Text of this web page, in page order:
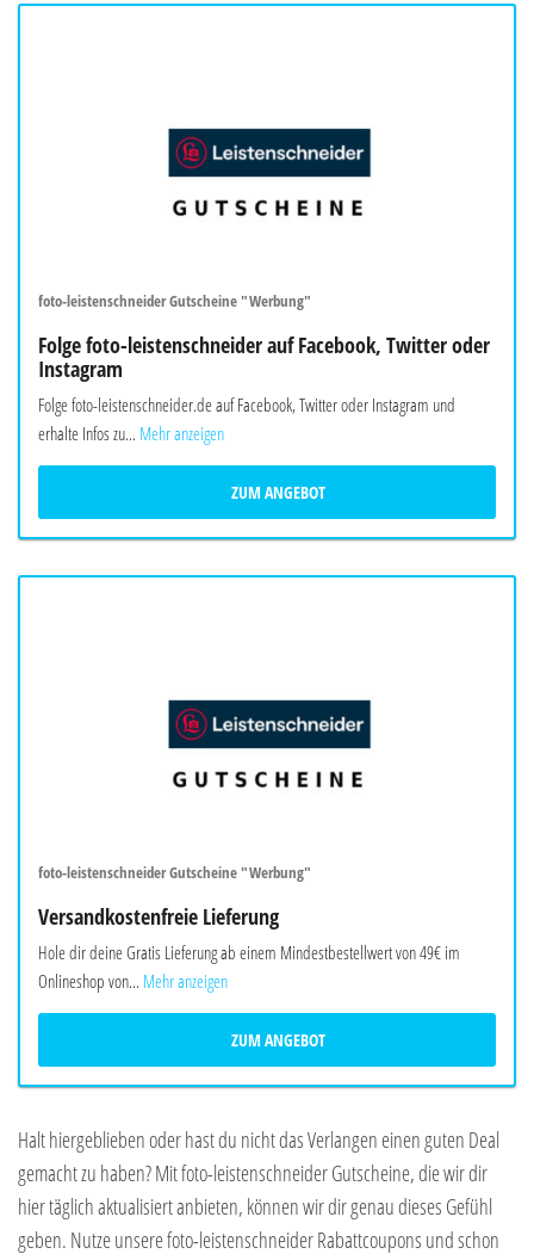
foto-leistenschneider Gutscheine "Werbung"
Folge foto-leistenschneider auf Facebook, Twitter oder
Instagram
Folge foto-leistenschneider.de auf Facebook, Twitter oder Instagram und
erhalte Infos zu... Mehr anzeigen
ZUM ANGEBOT
foto-leistenschneider Gutscheine "Werbung"
Versandkostenfreie Lieferung
Hole dir deine Gratis Lieferung ab einem Mindestbestellwert von 49€ im
Onlineshop von... Mehr anzeigen
ZUM ANGEBOT
Halt hiergeblieben oder hast du nicht das Verlangen einen guten Deal
gemacht zu haben? Mit foto-leistenschneider Gutscheine, die wir dir
hier täglich aktualisiert anbieten, können wir dir genau dieses Gefühl
geben. Nutze unsere foto-leistenschneider Rabattcoupons und schon